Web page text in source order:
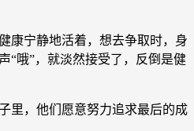
康宁静地活着，想去争取时，身
“哦”，就淡然接受了，反倒是健
里，他们愿意努力追求最后的成